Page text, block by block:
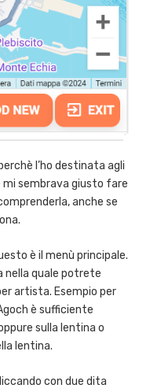
l’ho destinata agli
sembrava giusto fare
anche se
è il menù principale.
nella quale potrete
artista. Esempio per
è sufficiente
sulla lentina o
lentina.
con due dita